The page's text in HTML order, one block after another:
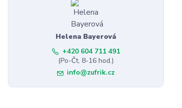
Helena Bayerová
+420 604 711 491
(Po-Čt, 8-16 hod.)
info@zufrik.cz